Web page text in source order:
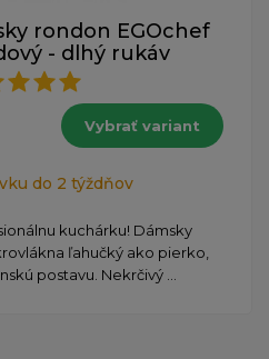
rondon EGOchef
- dlhý rukáv
Vybrať variant
do 2 týždňov
kuchárku! Dámsky
ľahučký ako pierko,
postavu. Nekrčivý ...